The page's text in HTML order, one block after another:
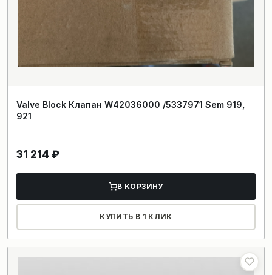
Valve Block Клапан W42036000 /5337971 Sem 919,
921
31 214 ₽
В КОРЗИНУ
КУПИТЬ В 1 КЛИК